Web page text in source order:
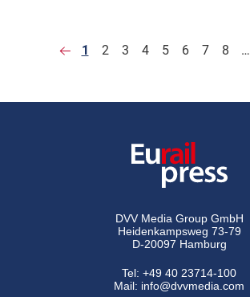
1 2 3 4 5 6 7 8 …
DVV Media Group GmbH
Heidenkampsweg 73-79
D-20097 Hamburg
Tel:+49 40 23714-100
Mail: info@dvvmedia.com